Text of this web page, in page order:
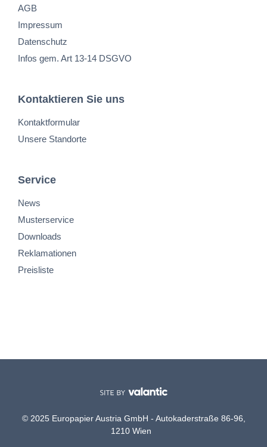
AGB
Impressum
Datenschutz
Infos gem. Art 13-14 DSGVO
Kontaktieren Sie uns
Kontaktformular
Unsere Standorte
Service
News
Musterservice
Downloads
Reklamationen
Preisliste
© 2025 Europapier Austria GmbH - Autokaderstraße 86-96,
1210 Wien